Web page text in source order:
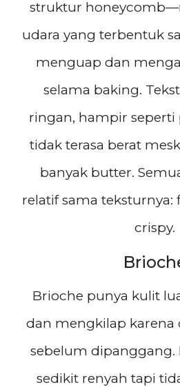
struktur
udara yang terbentuk
menguap dan
selama baking.
ringan, hampir seperti
tidak terasa berat
banyak butter.
relatif sama teksturnya:
crispy.
Brioche punya kulit
dan mengkilap karena
sebelum dipanggang.
sedikit renyah tapi